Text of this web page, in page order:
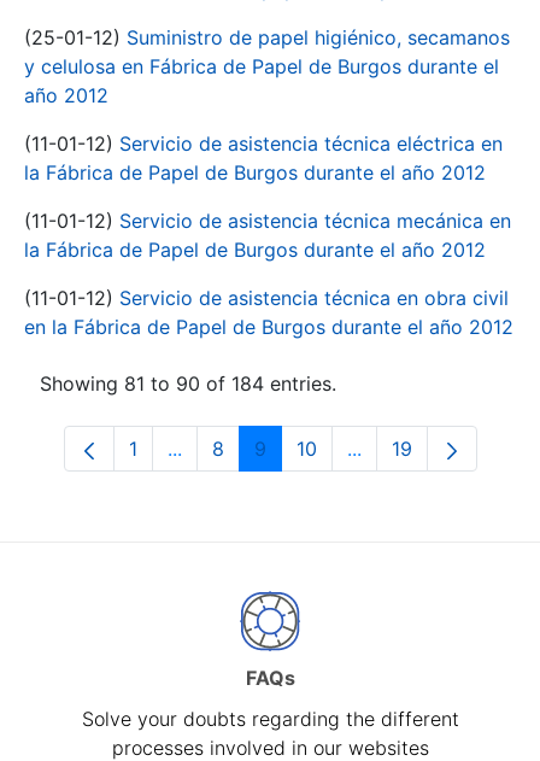
(25-01-12) Suministro de papel higiénico, secamanos
y celulosa en Fábrica de Papel de Burgos durante el
año 2012
(11-01-12) Servicio de asistencia técnica eléctrica en
la Fábrica de Papel de Burgos durante el año 2012
(11-01-12) Servicio de asistencia técnica mecánica en
la Fábrica de Papel de Burgos durante el año 2012
(11-01-12) Servicio de asistencia técnica en obra civil
en la Fábrica de Papel de Burgos durante el año 2012
Showing 81 to 90 of 184 entries.
Page
1 ...Intermediate Pages Use TAB to
Page
8 Page
9 Page
10 ...Intermediate Pages
Page
19
FAQs
Solve your doubts regarding the different
processes involved in our websites